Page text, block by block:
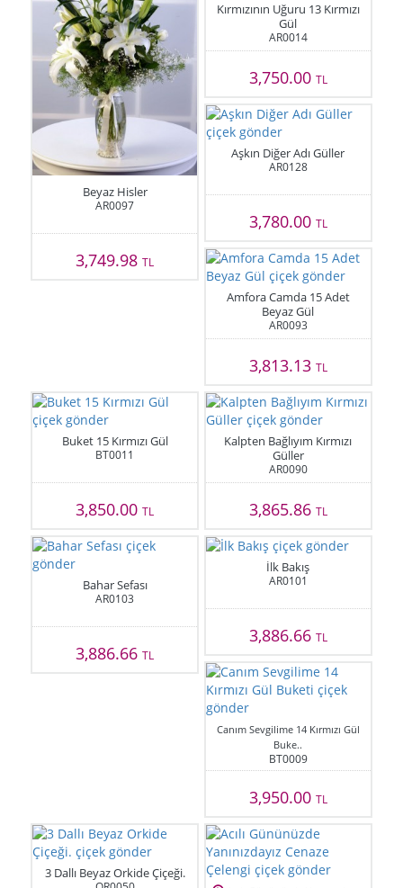
Beyaz Hisler
AR0097
3,749.98TL
Kırmızının Uğuru 13 Kırmızı
Gül
AR0014
3,750.00 TL
Aşkın Diğer Adı Güller
AR0128
3,780.00 TL
Amfora Camda 15 Adet
Beyaz Gül
AR0093
3,813.13 TL
Buket 15 Kırmızı Gül
BT0011
3,850.00TL
Kalpten Bağlıyım Kırmızı
Güller
AR0090
3,865.86 TL
Bahar Sefası
AR0103
3,886.66TL
İlk Bakış
AR0101
3,886.66 TL
Canım Sevgilime 14 Kırmızı Gül
Buke..
BT0009
3,950.00 TL
3 Dallı Beyaz Orkide Çiçeği.